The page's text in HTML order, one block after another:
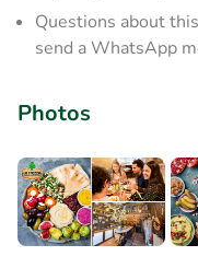
Questions about
send a WhatsApp
Photos